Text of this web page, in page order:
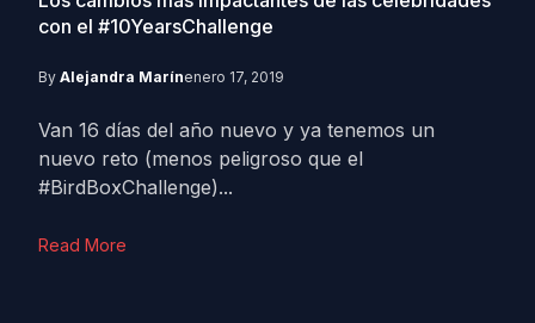
con el #10YearsChallenge
By Alejandra Marínenero 17, 2019
Van 16 días del año nuevo y ya tenemos un
nuevo reto (menos peligroso que el
#BirdBoxChallenge)...
Read More